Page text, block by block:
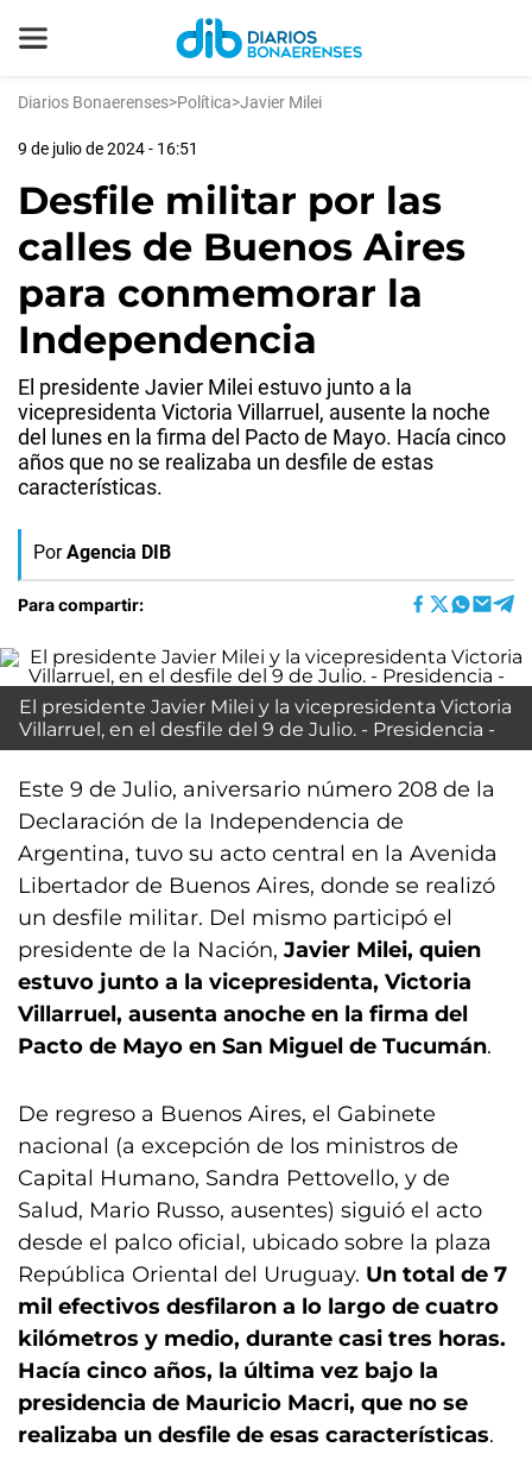
Diarios Bonaerenses>Política>Javier Milei
9 de julio de 2024 - 16:51
Desfile militar por las
calles de Buenos Aires
para conmemorar la
Independencia
El presidente Javier Milei estuvo junto a la
vicepresidenta Victoria Villarruel, ausente la noche
del lunes en la firma del Pacto de Mayo. Hacía cinco
años que no se realizaba un desfile de estas
características.
Por Agencia DIB
Para compartir:
El presidente Javier Milei y la vicepresidenta Victoria
Villarruel, en el desfile del 9 de Julio. - Presidencia -
Este 9 de Julio, aniversario número 208 de la
Declaración de la Independencia de
Argentina, tuvo su acto central en la Avenida
Libertador de Buenos Aires, donde se realizó
un desfile militar. Del mismo participó el
presidente de la Nación, Javier Milei, quien
estuvo junto a la vicepresidenta, Victoria
Villarruel, ausenta anoche en la firma del
Pacto de Mayo en San Miguel de Tucumán.
De regreso a Buenos Aires, el Gabinete
nacional (a excepción de los ministros de
Capital Humano, Sandra Pettovello, y de
Salud, Mario Russo, ausentes) siguió el acto
desde el palco oficial, ubicado sobre la plaza
República Oriental del Uruguay. Un total de 7
mil efectivos desfilaron a lo largo de cuatro
kilómetros y medio, durante casi tres horas.
Hacía cinco años, la última vez bajo la
presidencia de Mauricio Macri, que no se
realizaba un desfile de esas características.